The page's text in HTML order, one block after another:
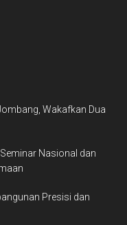
Wakafkan Dua
Nasional dan
Presisi dan